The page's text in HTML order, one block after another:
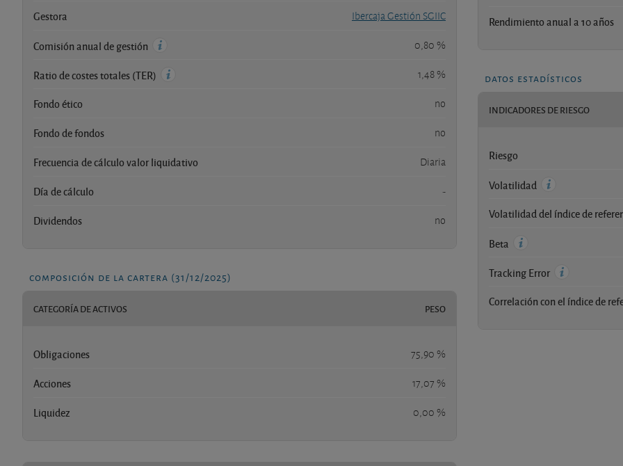
Gestora Ibercaja Gestión SGIIC
Comisión anual de gestión 0,80 %
Ratio de costes totales (TER) 1,48 %
Fondo ético no
Fondo de fondos no
Frecuencia de cálculo valor liquidativo Diaria
Día de cálculo -
Dividendos no
composición de la cartera (31/12/2025)
CATEGORÍA DE ACTIVOS PESO
Obligaciones 75,90 %
Acciones 17,07 %
Liquidez 0,00 %
Rendimiento anual a 10 años
datos estadísticos
INDICADORES DE RIESGO
Riesgo
Volatilidad
Volatilidad del índice de
Beta
Tracking Error
Correlación con el índice de